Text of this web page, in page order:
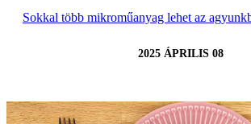
Sokkal több mikroműanyag lehet az
2025 ÁPRILIS 08